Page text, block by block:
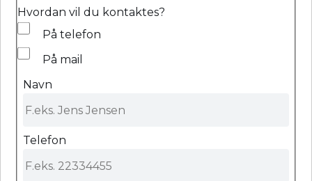
Hvordan vil du kontaktes?
På telefon
På mail
Navn
Telefon